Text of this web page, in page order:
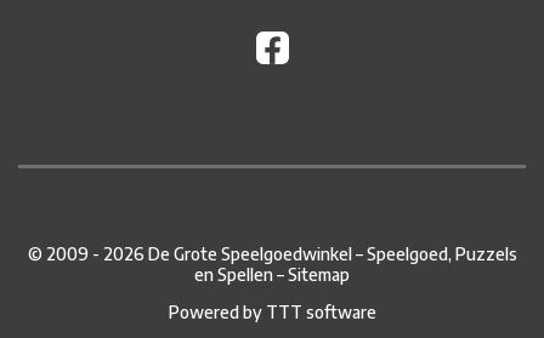
© 2009 - 2026 De Grote Speelgoedwinkel – Speelgoed, Puzzels
en Spellen –Sitemap
Powered by TTT software